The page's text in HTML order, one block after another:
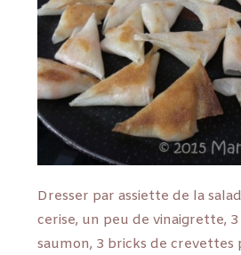
Dresser par assiette de la
cerise, un peu de vinaigrette,
saumon, 3 bricks de crevettes